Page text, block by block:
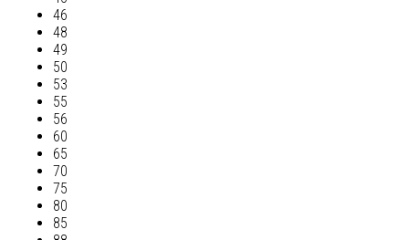
46
48
49
50
53
55
56
60
65
70
75
80
85